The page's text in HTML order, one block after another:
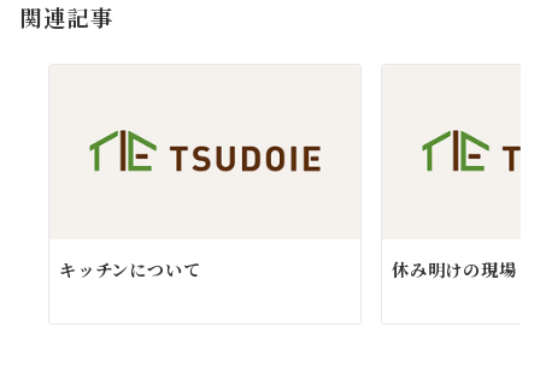
ン
関連記事
キッチンについて 休み明けの現場